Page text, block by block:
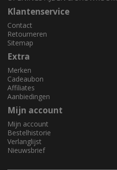
Klantenservice
Contact
Retourneren
Sitemap
Extra
Merken
Cadeaubon
Affiliates
Aanbiedingen
Mijn account
Mijn account
Bestelhistorie
Verlanglijst
Nieuwsbrief